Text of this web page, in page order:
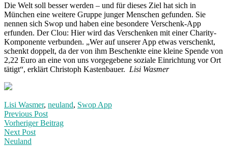
Die Welt soll besser werden – und für dieses Ziel hat sich in
München eine weitere Gruppe junger Menschen gefunden. Sie
nennen sich Swop und haben eine besondere Verschenk-App
erfunden. Der Clou: Hier wird das Verschenken mit einer Charity-
Komponente verbunden. „Wer auf unserer App etwas verschenkt,
schenkt doppelt, da der von ihm Beschenkte eine kleine Spende von
2,22 Euro an eine von uns vorgegebene soziale Einrichtung vor Ort
tätigt“, erklärt Christoph Kastenbauer. Lisi Wasmer
Lisi Wasmer, neuland, Swop App
Post
navigation
Previous PostPrevious
post:
Vorheriger Beitrag
Next Post
Neuland